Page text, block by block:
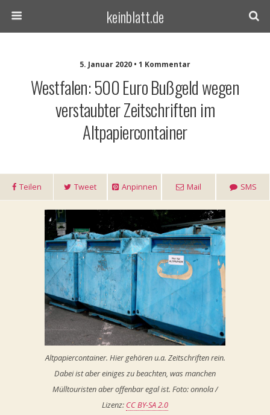
keinblatt.de
5. Januar 2020 • 1 Kommentar
Westfalen: 500 Euro Bußgeld wegen
verstaubter Zeitschriften im
Altpapiercontainer
Teilen Tweet Anpinnen Mail SMS
Altpapiercontainer. Hier gehören u.a. Zeitschriften rein.
Dabei ist aber einiges zu beachten, was manchen
Mülltouristen aber offenbar egal ist. Foto: onnola /
Lizenz: CC BY-SA 2.0